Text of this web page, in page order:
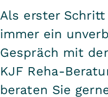
der Reha nimmt
Schule Kontakt
auf, um den
für den
kann nach der
Schul-Leben
Als erster
immer ein
Gespräch mit
KJF Reha-
beraten Sie